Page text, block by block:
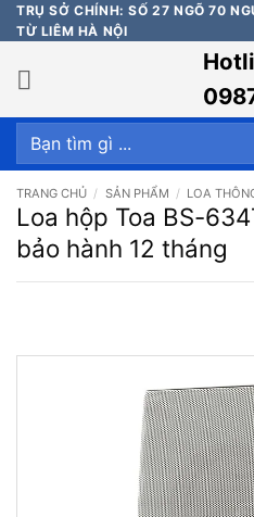
Bỏ
qua
nội
dung
TRỤ SỞ CHÍNH: SỐ 27 NGÕ 70
TỪ LIÊM HÀ NỘI
Tìm
kiếm:
TRANG CHỦ / SẢN PHẨM / LOA
Loa hộp Toa BS-
bảo hành 12 tháng